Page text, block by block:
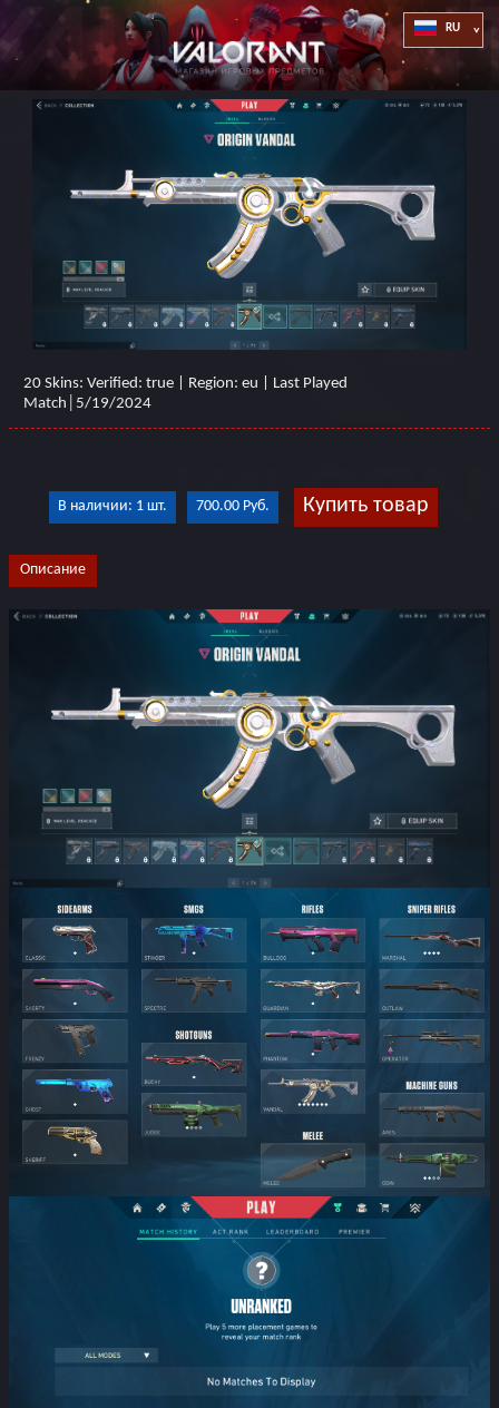
20 Skins: Verified: true | Region: eu | Last Played
Match│5/19/2024
В наличии: 1 шт. 700.00 Руб. Купить товар
Описание